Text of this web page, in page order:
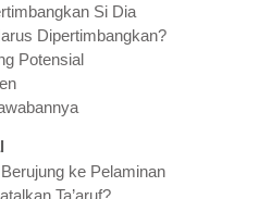
Si Dia
Dipertimbangkan?
Potensial
Berujung ke Pelaminan
Ta’aruf?